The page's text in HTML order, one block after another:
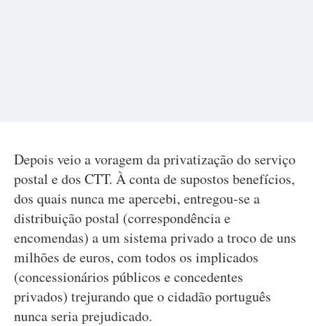
Depois veio a voragem da privatização do serviço
postal e dos CTT. À conta de supostos benefícios,
dos quais nunca me apercebi, entregou-se a
distribuição postal (correspondência e
encomendas) a um sistema privado a troco de uns
milhões de euros, com todos os implicados
(concessionários públicos e concedentes
privados) trejurando que o cidadão português
nunca seria prejudicado.